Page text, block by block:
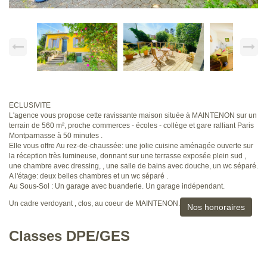
ECLUSIVITE
L'agence vous propose cette ravissante maison située à MAINTENON sur un
terrain de 560 m², proche commerces - écoles - collège et gare ralliant Paris
Montparnasse à 50 minutes .
Elle vous offre Au rez-de-chaussée: une jolie cuisine aménagée ouverte sur
la réception très lumineuse, donnant sur une terrasse exposée plein sud ,
une chambre avec dressing, , une salle de bains avec douche, un wc séparé.
A l'étage: deux belles chambres et un wc séparé .
Au Sous-Sol : Un garage avec buanderie. Un garage indépendant.
Un cadre verdoyant , clos, au coeur de MAINTENON. Nos honoraires
Classes DPE/GES